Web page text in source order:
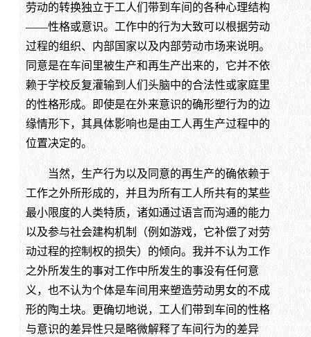
劳动的转换独立于工人们带到车间的各种心理结构
——性格或意识。工作中的行为大致可以根据劳动
过程的组织、内部国家以及内部劳动市场来说明。
同意是在车间里被生产和再生产出来的，它并不依
赖于学校反复灌输到人们头脑中的合法性或家庭里
的性格形成。即使是在外来意识的确形塑行为的边
缘情形下，其具体影响也是由工人再生产过程中的
位置决定的。
当然，生产行为以及同意的再生产的确依赖于
工作之外所形成的，并且为所有工人所共有的某些
最小限度的人类特质，诸如通过语言而沟通的能力
以及参与社会建构机制（例如游戏，它补偿了对劳
动过程的控制权的损失）的倾向。我并不认为工作
之外所发生的事对工作中所发生的事没有任何意
义，也不认为个体是车间用来塑造劳动男女的不成
形的陶土块。更确切地说，工人们带到车间的性格
与意识的差异性只是略微解释了车间行为的差异